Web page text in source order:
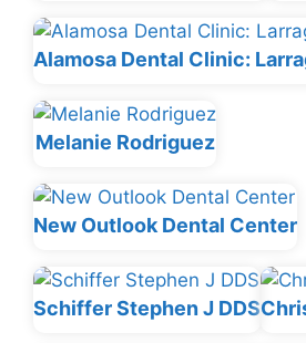
Alamosa Dental Clinic:
Melanie Rodriguez
New Outlook Dental Center
Schiffer Stephen J DDS